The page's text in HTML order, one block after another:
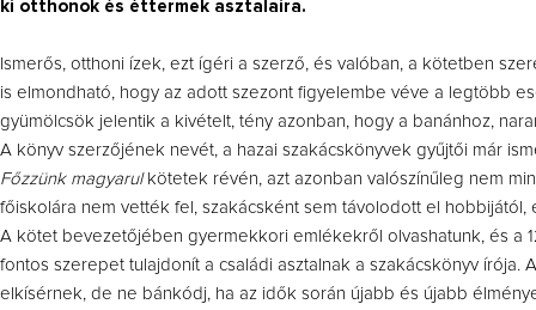
ki otthonok és éttermek asztalaira.
Ismerős, otthoni ízek, ezt ígéri a szerző, és valóban, a kötetben
is elmondható, hogy az adott szezont figyelembe véve a legtöbb
gyümölcsök jelentik a kivételt, tény azonban, hogy a banánhoz,
A könyv szerzőjének nevét, a hazai szakácskönyvek gyűjtői már
Főzzünk magyarulkötetek révén, azt azonban valószínűleg nem
főiskolára nem vették fel, szakácsként sem távolodott el
A kötet bevezetőjében gyermekkori emlékekről olvashatunk, és a
fontos szerepet tulajdonít a családi asztalnak a szakácskönyv
elkísérnek, de ne bánkódj, ha az idők során újabb és újabb